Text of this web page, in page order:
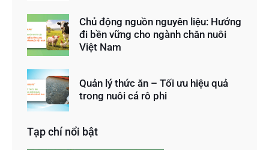
Chủ động nguồn nguyên liệu: Hướng
đi bền vững cho ngành chăn nuôi
Việt Nam
Quản lý thức ăn – Tối ưu hiệu quả
trong nuôi cá rô phi
Tạp chí nổi bật